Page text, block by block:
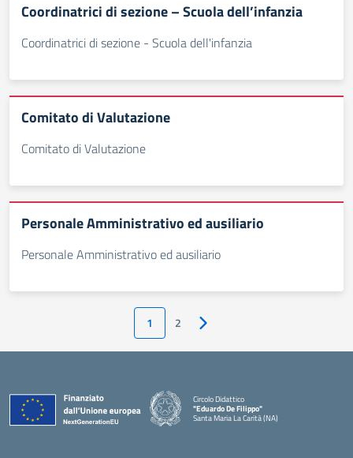
Coordinatrici di sezione – Scuola dell’infanzia
Coordinatrici di sezione - Scuola dell'infanzia
Comitato di Valutazione
Comitato di Valutazione
Personale Amministrativo ed ausiliario
Personale Amministrativo ed ausiliario
1 2 Pagina successiva
Circolo Didattico
"Eduardo De Filippo"
Santa Maria La Carità (NA)